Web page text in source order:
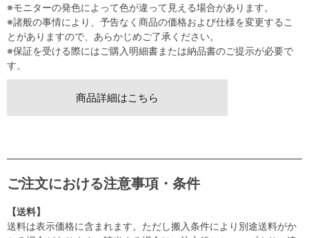
※モニターの発色によって色が違って見える場合があります。
※諸般の事情により、予告なく商品の価格および仕様を変更するこ
とがありますので、あらかじめご了承ください。
※保証を受ける際にはご購入明細書または納品書のご提示が必要で
す。
商品詳細はこちら
ご注文における注意事項・条件
【送料】
送料は表示価格に含まれます。ただし搬入条件により別途送料がか